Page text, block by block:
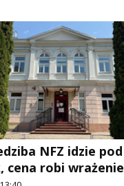
NFZ idzie pod
cena robi wrażenie